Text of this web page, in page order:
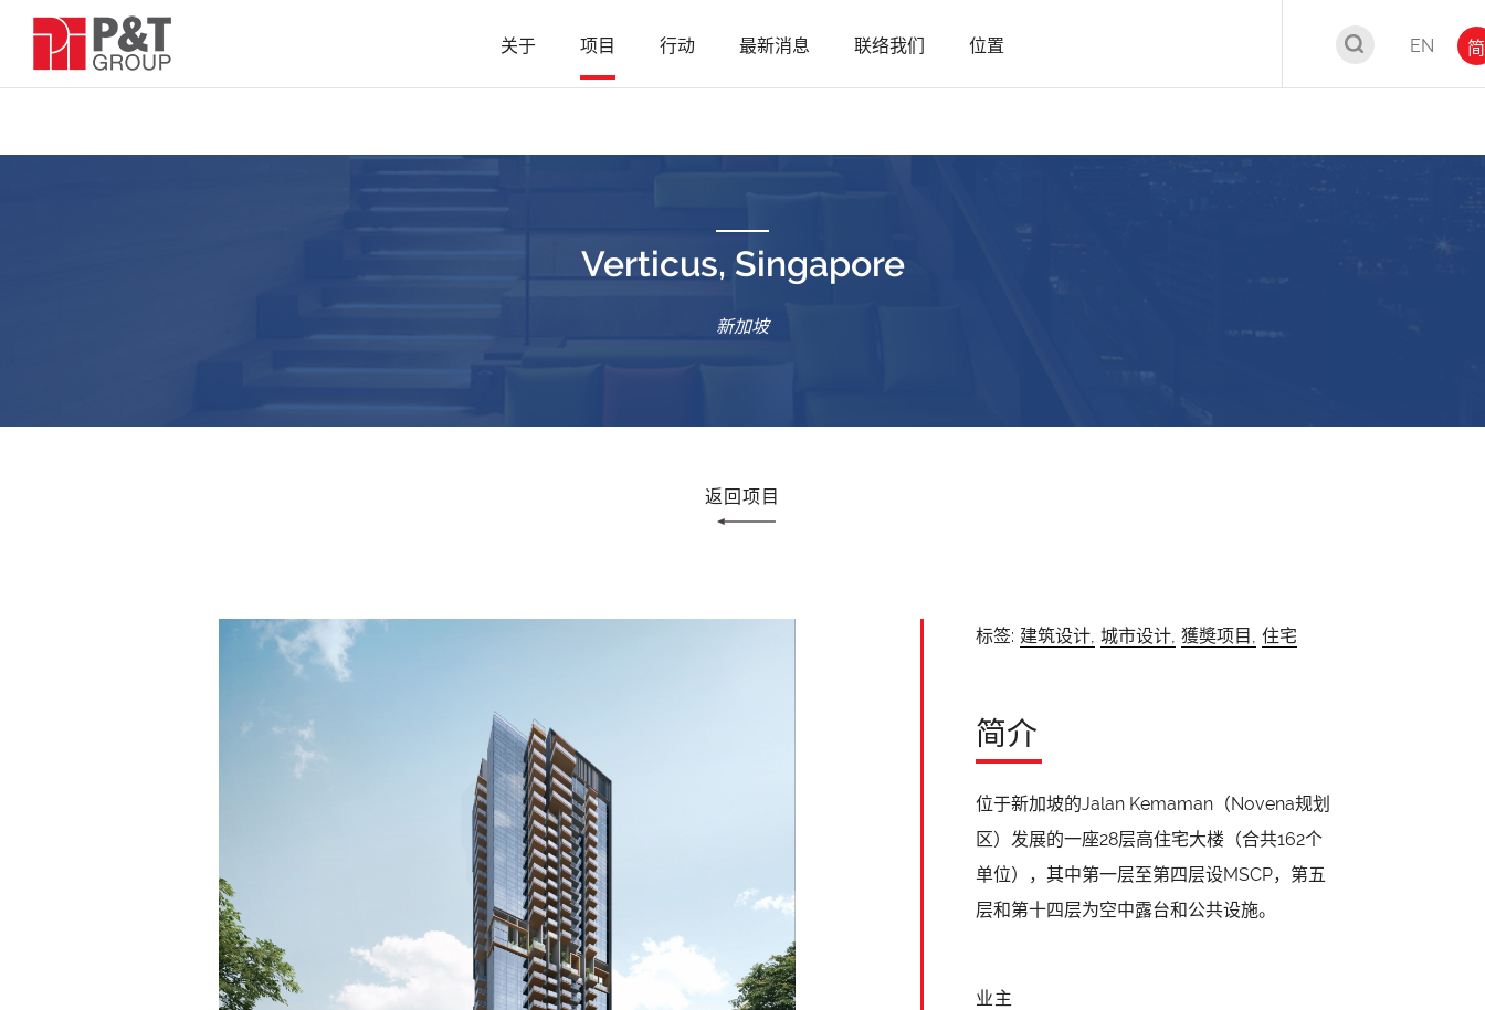
关于 项目 行动 最新消息 联络我们 位置 EN 简
Verticus, Singapore
新加坡
返回项目
标签: 建筑设计, 城市设计, 獲奬项目, 住宅
简介
位于新加坡的Jalan Kemaman（Novena规划
区）发展的一座28层高住宅大楼（合共162个
单位），其中第一层至第四层设MSCP，第五
层和第十四层为空中露台和公共设施。
业主